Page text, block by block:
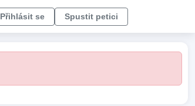
Přihlásit se Spustit petici